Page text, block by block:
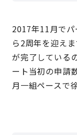
2017年11月で
ら2周年を迎え
が完了している
ート当初の申請
月一組ペースで